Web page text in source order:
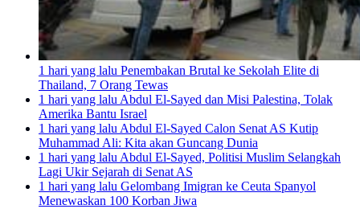
1 hari yang lalu Penembakan Brutal ke Sekolah Elite di
Thailand, 7 Orang Tewas
1 hari yang lalu Abdul El-Sayed dan Misi Palestina, Tolak
Amerika Bantu Israel
1 hari yang lalu Abdul El-Sayed Calon Senat AS Kutip
Muhammad Ali: Kita akan Guncang Dunia
1 hari yang lalu Abdul El-Sayed, Politisi Muslim Selangkah
Lagi Ukir Sejarah di Senat AS
1 hari yang lalu Gelombang Imigran ke Ceuta Spanyol
Menewaskan 100 Korban Jiwa